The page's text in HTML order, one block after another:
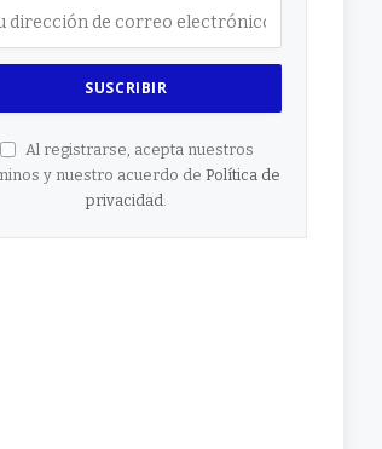
Al registrarse, acepta nuestros
y nuestro acuerdo de Política de
privacidad.